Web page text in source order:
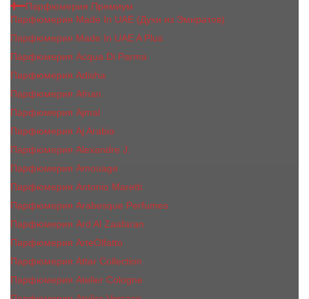
Парфюмерия Премиум
Парфюмерия Made In UAE (Духи из Эмиратов)
Парфюмерия Made In UAE A Plus
Парфюмерия Acqua Di Parma
Парфюмерия Adisha
Парфюмерия Afnan
Парфюмерия Ajmal
Парфюмерия Aj Arabia
Парфюмерия Alexandre J.
Парфюмерия Amouage
Парфюмерия Antonio Maretti
Парфюмерия Arabesque Perfumes
Парфюмерия Ard Al Zaafaran
Парфюмерия ArteOlfatto
Парфюмерия Attar Collection
Парфюмерия Atelier Cologne